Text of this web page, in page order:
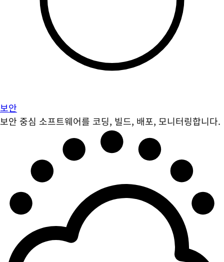
보안
보안 중심 소프트웨어를 코딩, 빌드, 배포, 모니터링합니다.